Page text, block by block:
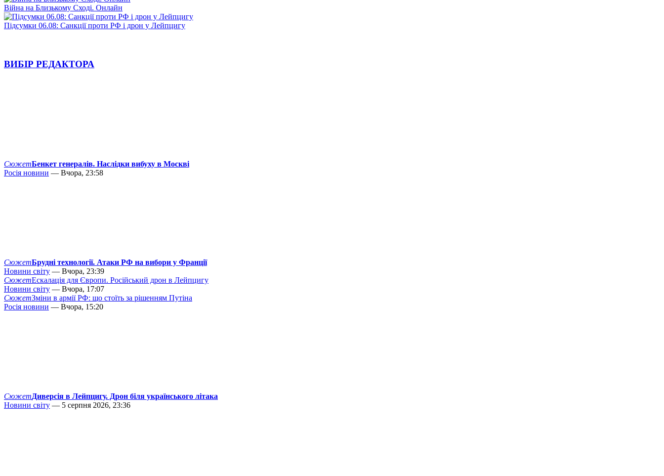
Війна на Близькому Сході. Онлайн
Підсумки 06.08: Санкції проти РФ і дрон у Лейпцигу
ВИБІР РЕДАКТОРА
СюжетБенкет генералів. Наслідки вибуху в Москві
Росія новини — Вчора, 23:58
СюжетБрудні технології. Атаки РФ на вибори у Франції
Новини світу — Вчора, 23:39
СюжетЕскалація для Європи. Російський дрон в Лейпцигу
Новини світу — Вчора, 17:07
СюжетЗміни в армії РФ: що стоїть за рішенням Путіна
Росія новини — Вчора, 15:20
СюжетДиверсія в Лейпцигу. Дрон біля українського літака
Новини світу — 5 серпня 2026, 23:36